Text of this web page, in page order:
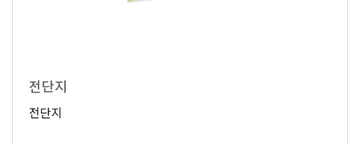
전단지
전단지